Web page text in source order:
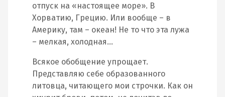
отпуск на «настоящее море». В
Хорватию, Грецию. Или вообще – в
Америку, там – океан! Не то что эта лужа
– мелкая, холодная…
Всякое обобщение упрощает.
Представляю себе образованного
литовца, читающего мои строчки. Как он